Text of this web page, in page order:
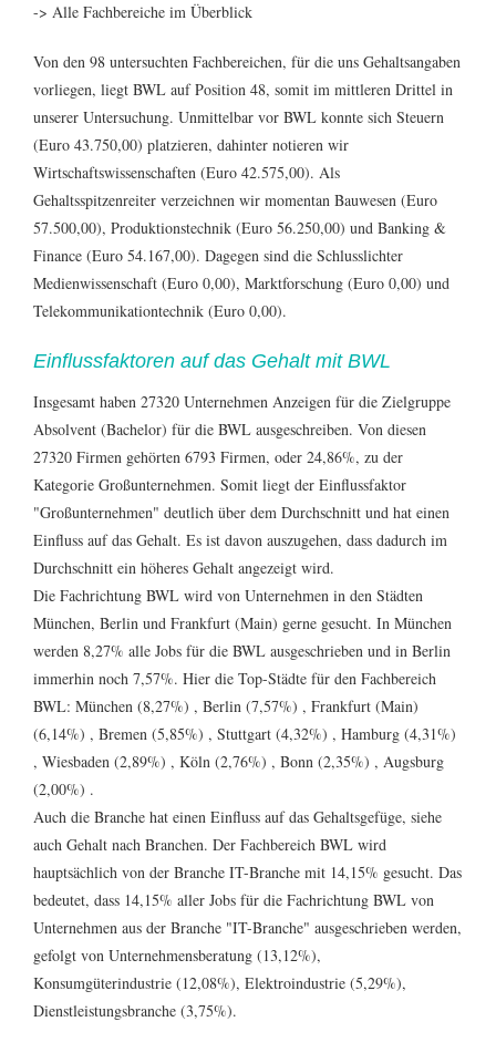
-> Alle Fachbereiche im Überblick
Von den 98 untersuchten Fachbereichen, für die uns Gehaltsangaben
vorliegen, liegt BWL auf Position 48, somit im mittleren Drittel in
unserer Untersuchung. Unmittelbar vor BWL konnte sich Steuern
(Euro 43.750,00) platzieren, dahinter notieren wir
Wirtschaftswissenschaften (Euro 42.575,00). Als
Gehaltsspitzenreiter verzeichnen wir momentan Bauwesen (Euro
57.500,00), Produktionstechnik (Euro 56.250,00) und Banking &
Finance (Euro 54.167,00). Dagegen sind die Schlusslichter
Medienwissenschaft (Euro 0,00), Marktforschung (Euro 0,00) und
Telekommunikationtechnik (Euro 0,00).
Einflussfaktoren auf das Gehalt mit BWL
Insgesamt haben 27320 Unternehmen Anzeigen für die Zielgruppe
Absolvent (Bachelor) für die BWL ausgeschreiben. Von diesen
27320 Firmen gehörten 6793 Firmen, oder 24,86%, zu der
Kategorie Großunternehmen. Somit liegt der Einflussfaktor
"Großunternehmen" deutlich über dem Durchschnitt und hat einen
Einfluss auf das Gehalt. Es ist davon auszugehen, dass dadurch im
Durchschnitt ein höheres Gehalt angezeigt wird.
Die Fachrichtung BWL wird von Unternehmen in den Städten
München, Berlin und Frankfurt (Main) gerne gesucht. In München
werden 8,27% alle Jobs für die BWL ausgeschrieben und in Berlin
immerhin noch 7,57%. Hier die Top-Städte für den Fachbereich
BWL: München (8,27%) , Berlin (7,57%) , Frankfurt (Main)
(6,14%) , Bremen (5,85%) , Stuttgart (4,32%) , Hamburg (4,31%)
, Wiesbaden (2,89%) , Köln (2,76%) , Bonn (2,35%) , Augsburg
(2,00%) .
Auch die Branche hat einen Einfluss auf das Gehaltsgefüge, siehe
auch Gehalt nach Branchen. Der Fachbereich BWL wird
hauptsächlich von der Branche IT-Branche mit 14,15% gesucht. Das
bedeutet, dass 14,15% aller Jobs für die Fachrichtung BWL von
Unternehmen aus der Branche "IT-Branche" ausgeschrieben werden,
gefolgt von Unternehmensberatung (13,12%),
Konsumgüterindustrie (12,08%), Elektroindustrie (5,29%),
Dienstleistungsbranche (3,75%).